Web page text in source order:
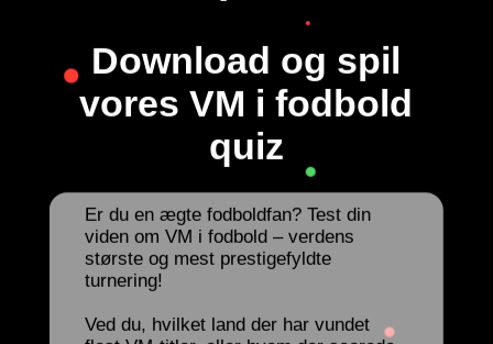
Download og spil
vores VM i fodbold
quiz
Er du en ægte fodboldfan? Test din
viden om VM i fodbold – verdens
største og mest prestigefyldte
turnering!
Ved du, hvilket land der har vundet